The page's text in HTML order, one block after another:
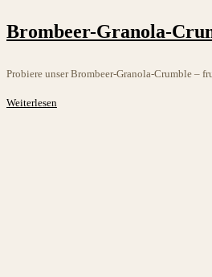
Brombeer-Granola-
Probiere unser Brombeer-Granola-Crumble –
Weiterlesen